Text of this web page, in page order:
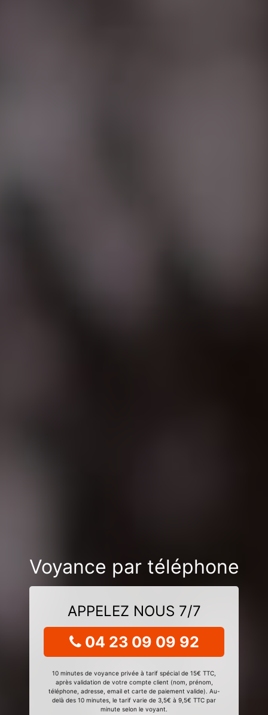
Voyance par téléphone
APPELEZ NOUS 7/7
04 23 09 09 92
10 minutes de voyance privée à tarif spécial de 15€ TTC,
après validation de votre compte client (nom, prénom,
téléphone, adresse, email et carte de paiement valide). Au-
delà des 10 minutes, le tarif varie de 3,5€ à 9,5€ TTC par
minute selon le voyant.